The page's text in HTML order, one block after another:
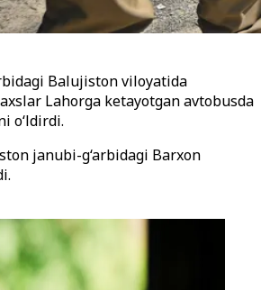
Balujiston viloyatida
Lahorga ketayotgan avtobusda
o‘ldirdi.
janubi-g‘arbidagi Barxon